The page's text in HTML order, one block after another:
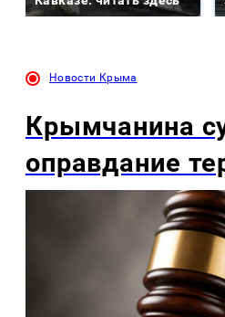
Новости Крыма
Крымчанина
оправдание